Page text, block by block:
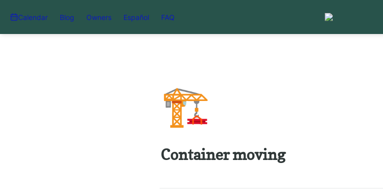
Calendar Blog Owners Español FAQ
🏗️
Container moving